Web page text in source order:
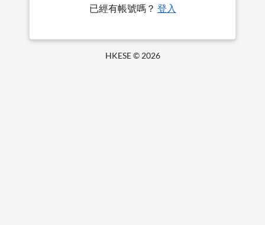
已經有帳號嗎？ 登入
HKESE © 2026